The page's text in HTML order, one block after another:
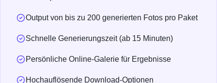
Output von bis zu 200 generierten Fotos pro Paket
Schnelle Generierungszeit (ab 15 Minuten)
Persönliche Online-Galerie für Ergebnisse
Hochauflösende Download-Optionen